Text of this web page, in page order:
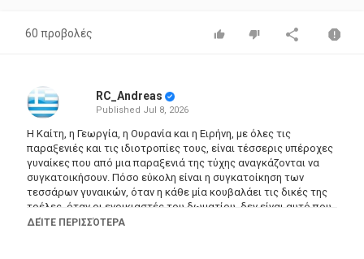
60 προβολές
RC_Andreas
Published Jul 8, 2026
Η Καίτη, η Γεωργία, η Ουρανία και η Ειρήνη, με όλες τις
παραξενιές και τις ιδιοτροπίες τους, είναι τέσσερις υπέροχες
γυναίκες που από μια παραξενιά της τύχης αναγκάζονται να
συγκατοικήσουν. Πόσο εύκολη είναι η συγκατοίκηση των
τεσσάρων γυναικών, όταν η κάθε μία κουβαλάει τις δικές της
τρέλες, όταν οι ενοικιαστές του δωματίου, δεν είναι αυτό που
περιμένουν και όταν ο Σωτήρης, πρώην άντρας της Μιρέλλας,
ΔΕΊΤΕ ΠΕΡΙΣΣΌΤΕΡΑ